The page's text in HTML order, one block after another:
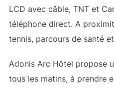
LCD avec câble, TNT et
téléphone direct. A
tennis, parcours de santé
Adonis Arc Hôtel propose
tous les matins, à prendre